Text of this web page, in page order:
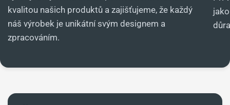
kvalitou našich produktů a zajišťujeme, že každý
náš výrobek je unikátní svým designem a
zpracováním.